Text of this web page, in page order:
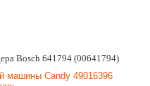
Bosch 641794 (00641794)